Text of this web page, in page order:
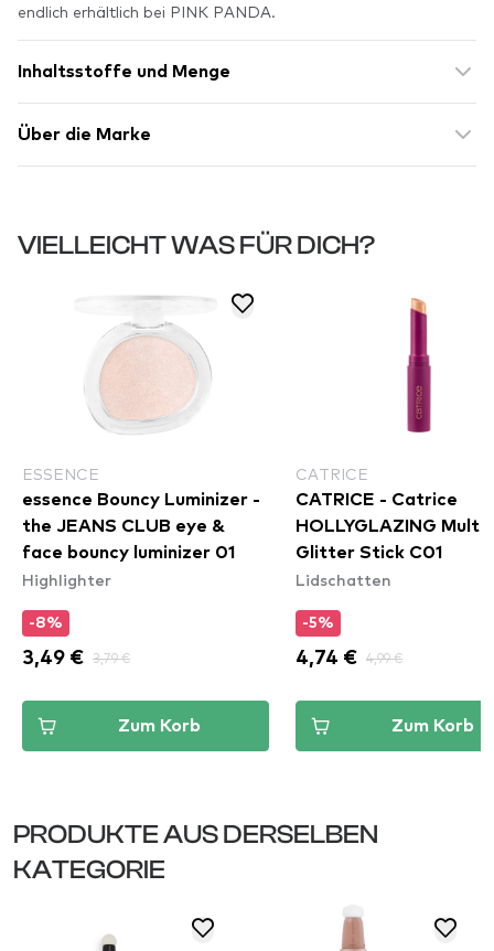
endlich erhältlich bei PINK PANDA.
Inhaltsstoffe und Menge
Über die Marke
VIELLEICHT WAS FÜR DICH?
ESSENCE
essence Bouncy Luminizer -
the JEANS CLUB eye &
face bouncy luminizer 01
Highlighter
-8%
3,49 € 3,79 €
Zum Korb
CATRICE
CATRICE - Catrice
HOLLYGLAZING
Glitter Stick C01
Lidschatten
-5%
4,74 € 4,99 €
Zum Korb
PRODUKTE AUS DERSELBEN
KATEGORIE